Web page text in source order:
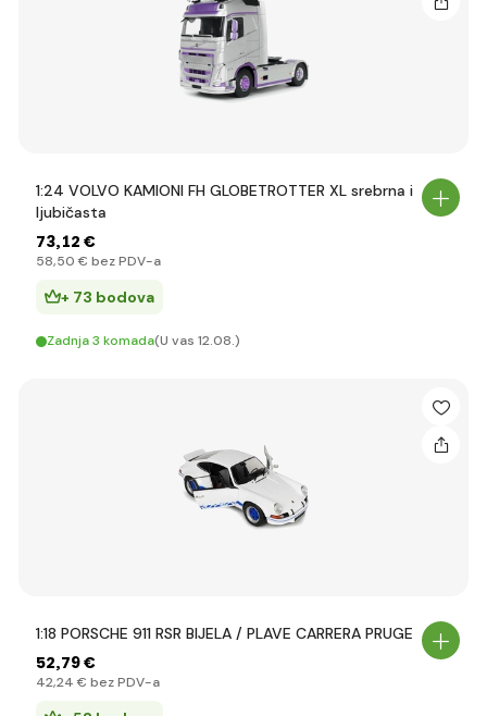
1:24 VOLVO KAMIONI FH GLOBETROTTER XL srebrna i
ljubičasta
73,12 €
58,50 € bez PDV-a
+ 73 bodova
Zadnja 3 komada(U vas 12.08.)
1:18 PORSCHE 911 RSR BIJELA / PLAVE CARRERA PRUGE
52,79 €
42,24 € bez PDV-a